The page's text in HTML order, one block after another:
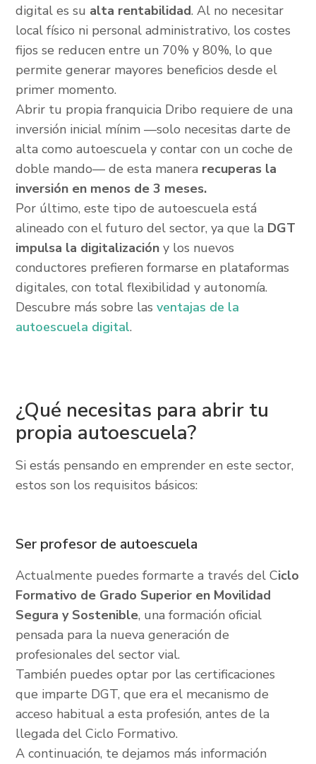
digital es su alta rentabilidad. Al no necesitar
local físico ni personal administrativo, los costes
fijos se reducen entre un 70% y 80%, lo que
permite generar mayores beneficios desde el
primer momento.
Abrir tu propia franquicia Dribo requiere de una
inversión inicial mínim —solo necesitas darte de
alta como autoescuela y contar con un coche de
doble mando— de esta manera recuperas la
inversión en menos de 3 meses.
Por último, este tipo de autoescuela está
alineado con el futuro del sector, ya que la DGT
impulsa la digitalizacióny los nuevos
conductores prefieren formarse en plataformas
digitales, con total flexibilidad y autonomía.
Descubre más sobre lasventajas de la
autoescuela digital.
¿Qué necesitas para abrir tu
propia autoescuela?
Si estás pensando en emprender en este sector,
estos son los requisitos básicos:
Ser profesor de autoescuela
Actualmente puedes formarte a través del Ciclo
Formativo de Grado Superior en Movilidad
Segura y Sostenible, una formación oficial
pensada para la nueva generación de
profesionales del sector vial.
También puedes optar por las certificaciones
que imparte DGT, que era el mecanismo de
acceso habitual a esta profesión, antes de la
llegada del Ciclo Formativo.
A continuación, te dejamos más información